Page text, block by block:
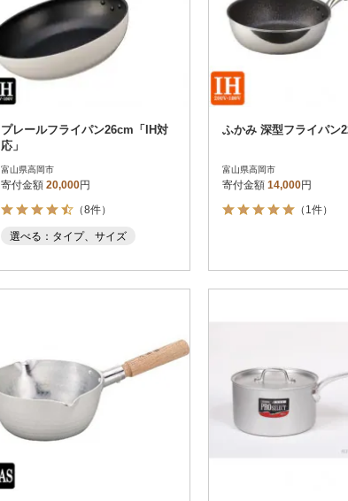
プレールフライパン26cm「IH対
応」
富山県高岡市
寄付金額 20,000円
（8件）
選べる：タイプ、サイズ
ふかみ 深型フライパン
富山県高岡市
寄付金額 14,000円
（1件）